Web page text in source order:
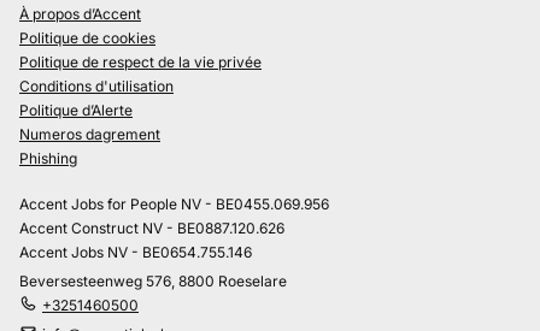
À propos d’Accent
Politique de cookies
Politique de respect de la vie privée
Conditions d'utilisation
Politique d’Alerte
Numeros dagrement
Phishing
Accent Jobs for People NV - BE0455.069.956
Accent Construct NV - BE0887.120.626
Accent Jobs NV - BE0654.755.146
Beversesteenweg 576, 8800 Roeselare
+3251460500